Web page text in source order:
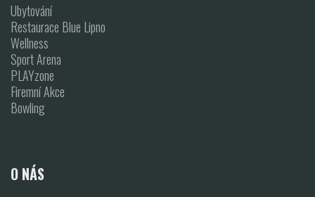
Ubytování
Restaurace Blue Lipno
Wellness
Sport Arena
PLAYzone
Firemní Akce
Bowling
O NÁS